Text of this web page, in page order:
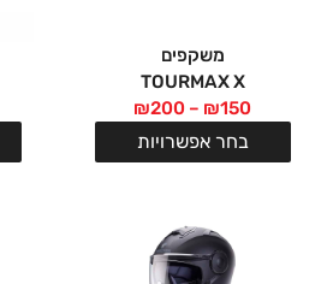
משקפים
TOURMAX X
₪150
–
₪200
בחר אפשרויות